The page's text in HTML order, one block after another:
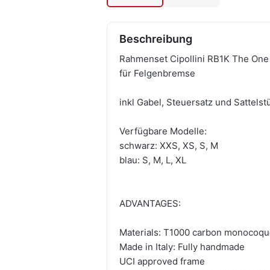
Beschreibung
Rahmenset Cipollini RB1K The One
für Felgenbremse
inkl Gabel, Steuersatz und
Verfügbare Modelle:
schwarz: XXS, XS, S, M
blau: S, M, L, XL
ADVANTAGES:
Materials: T1000 carbon
Made in Italy: Fully handmade
UCI approved frame